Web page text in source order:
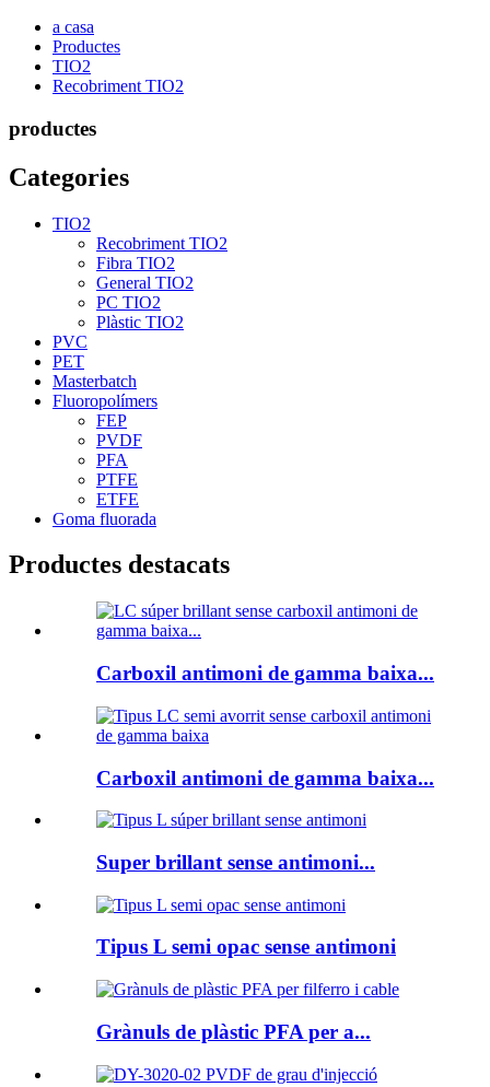
a casa
Productes
TIO2
Recobriment TIO2
productes
Categories
TIO2
Recobriment TIO2
Fibra TIO2
General TIO2
PC TIO2
Plàstic TIO2
PVC
PET
Masterbatch
Fluoropolímers
FEP
PVDF
PFA
PTFE
ETFE
Goma fluorada
Productes destacats
Carboxil antimoni de gamma baixa...
Carboxil antimoni de gamma baixa...
Super brillant sense antimoni...
Tipus L semi opac sense antimoni
Grànuls de plàstic PFA per a...